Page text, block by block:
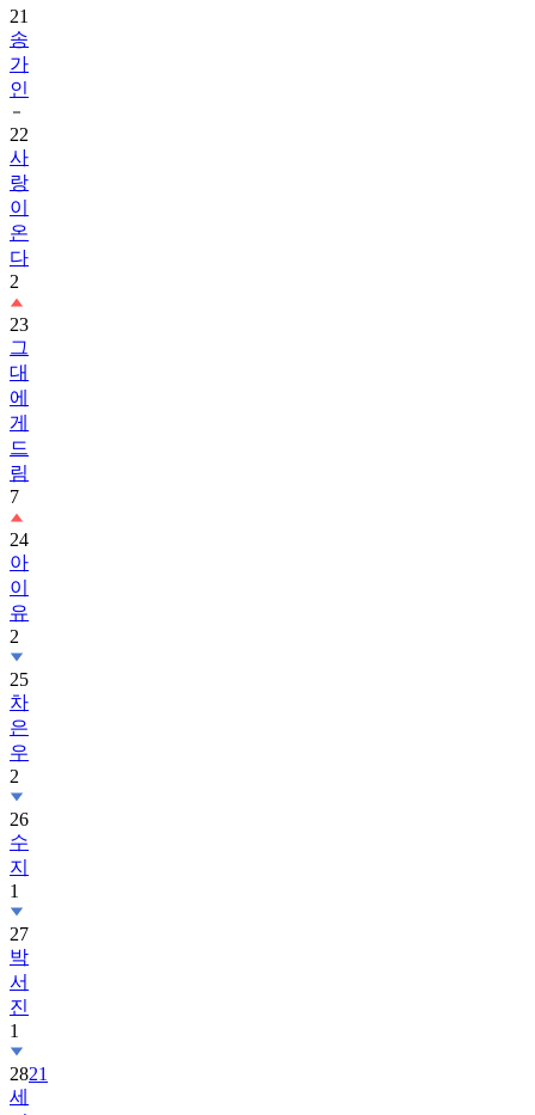
21
송
가
인
22
사
랑
이
온
다
2
23
그
대
에
게
드
림
7
24
아
이
유
2
25
차
은
우
2
26
수
지
1
27
박
서
진
1
2821
세